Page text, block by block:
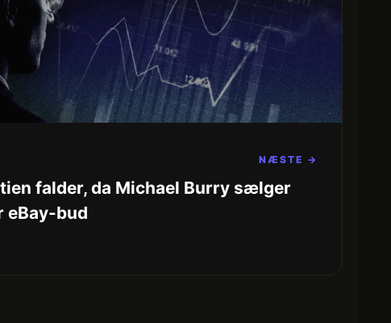
NÆSTE →
falder, da Michael Burry sælger
eBay-bud